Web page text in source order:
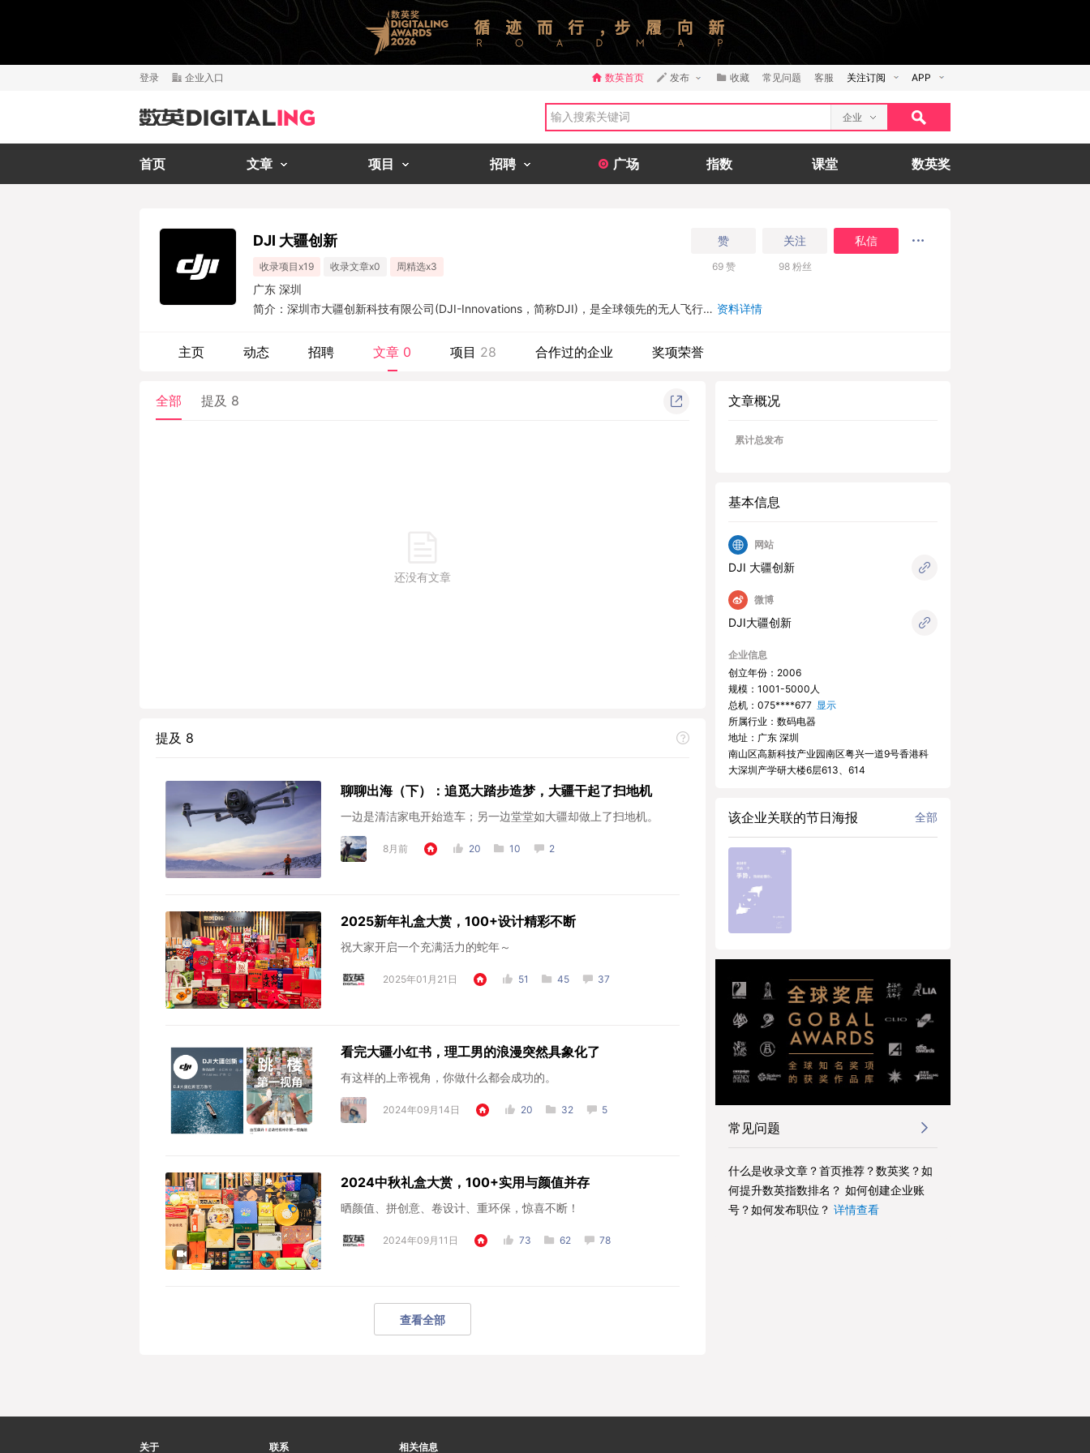
登录 企业入口 数英首页 发布 收藏 常见问题 客服 关注订阅 APP
企业
首页 文章 项目 招聘 广场 指数 课堂 数英奖
DJI 大疆创新
收录项目x19 收录文章x0 周精选x3
赞 关注 私信
69赞 98粉丝
广东 深圳
简介：深圳市大疆创新科技有限公司(DJI-Innovations，简称DJI)，是全球领先的无人飞行
全球40多个国家。通过持续的创新，大疆致力于为无人机工业、行业用户以及专业航拍应用
提供性能最强、体验最佳的革命性智能飞控产品和解决方案。...
资料详情
主页 动态 招聘 文章 0 项目 28 合作过的企业 奖项荣誉
全部 提及 8
还没有文章
提及 8
聊聊出海（下）：追觅大踏步造梦，大疆干起了扫地机
一边是清洁家电开始造车；另一边堂堂如大疆却做上了扫地机。
8月前 20 10 2
2025新年礼盒大赏，100+设计精彩不断
祝大家开启一个充满活力的蛇年～
2025年01月21日 51 45 37
看完大疆小红书，理工男的浪漫突然具象化了
有这样的上帝视角，你做什么都会成功的。
2024年09月14日 20 32 5
2024中秋礼盒大赏，100+实用与颜值并存
晒颜值、拼创意、卷设计、重环保，惊喜不断！
2024年09月11日 73 62 78
查看全部
文章概况
累计总发布
基本信息
网站
DJI 大疆创新
微博
DJI大疆创新
企业信息
创立年份：2006
规模：1001-5000人
总机： 075****677 显示
所属行业：数码电器
地址：广东 深圳
南山区高新科技产业园南区粤兴一道9号香港科
大深圳产学研大楼6层613、614
该企业关联的节日海报 全部
常见问题
什么是收录文章？首页推荐？数英奖？如
何提升数英指数排名？ 如何创建企业账
号？如何发布职位？ 详情查看
关于 联系 相关信息